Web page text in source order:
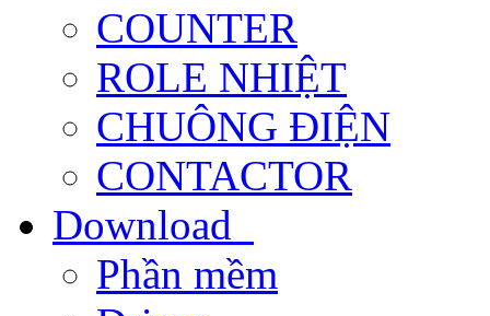
COUNTER
ROLE NHIỆT
CHUÔNG ĐIỆN
CONTACTOR
Download
Phần mềm